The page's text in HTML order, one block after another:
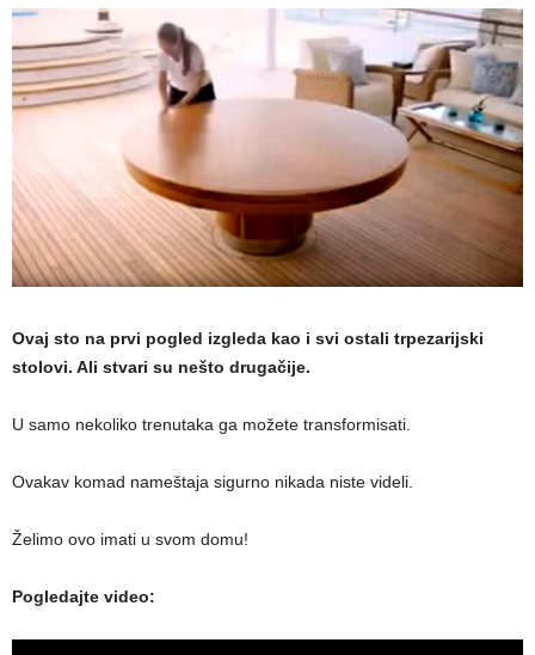
Ovaj sto na prvi pogled izgleda kao i svi ostali trpezarijski
stolovi. Ali stvari su nešto drugačije.
U samo nekoliko trenutaka ga možete transformisati.
Ovakav komad nameštaja sigurno nikada niste videli.
Želimo ovo imati u svom domu!
Pogledajte video: